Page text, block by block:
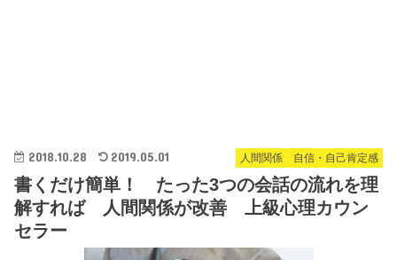
人間関係 自信・自己肯定感
2018.10.28 2019.05.01
書くだけ簡単！ たった3つの会話の流れを理
解すれば 人間関係が改善 上級心理カウン
セラー